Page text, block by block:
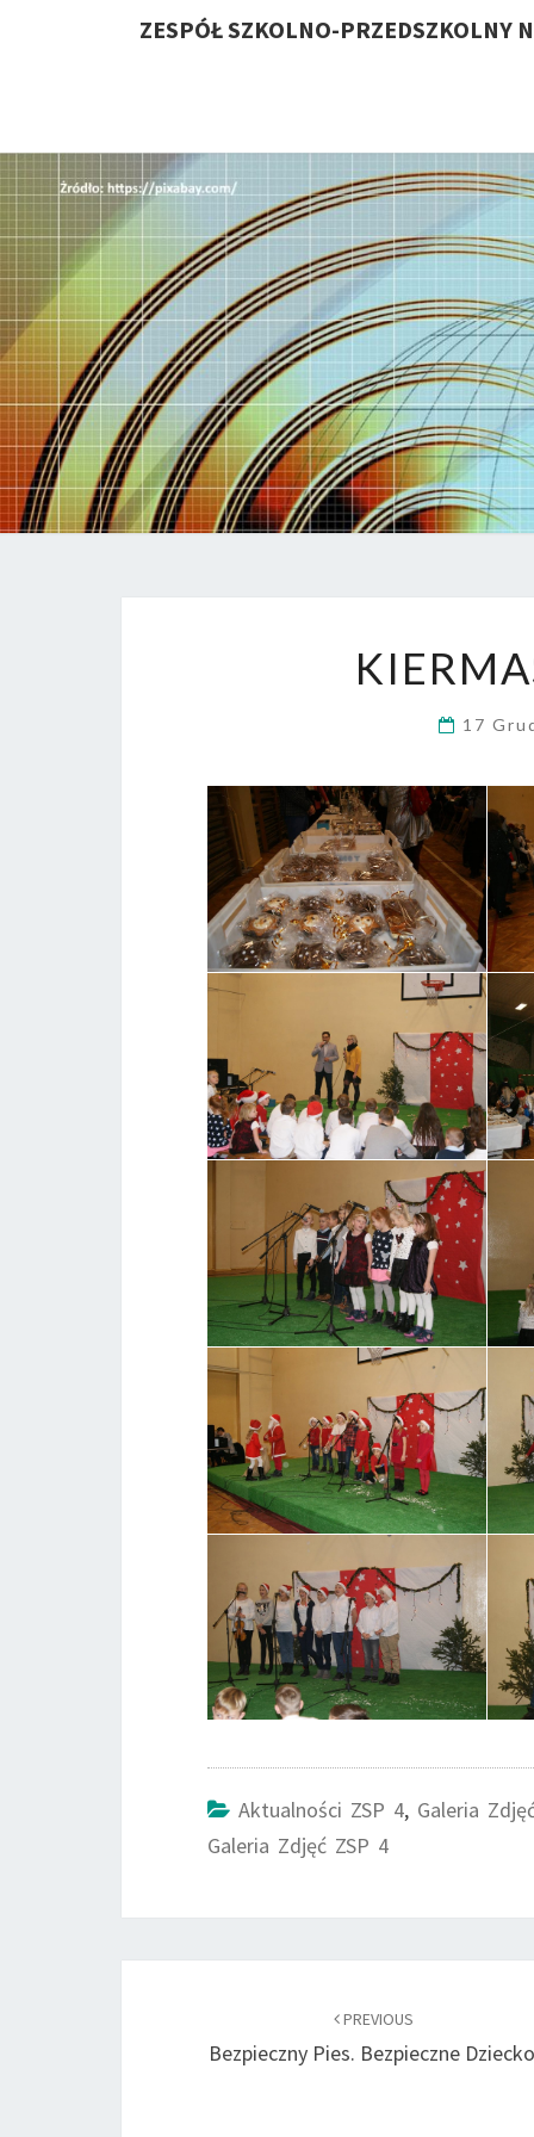
ZESPÓŁ SZKOLNO-PRZEDSZKOLNY
17
Aktualności ZSP 4, Galeria
Galeria Zdjęć ZSP 4
PREVIOUS
Bezpieczny Pies. Bezpieczne